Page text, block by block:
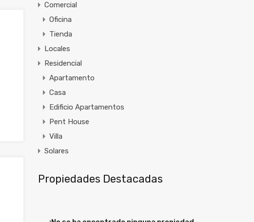
Comercial
Oficina
Tienda
Locales
Residencial
Apartamento
Casa
Edificio Apartamentos
Pent House
Villa
Solares
Propiedades Destacadas